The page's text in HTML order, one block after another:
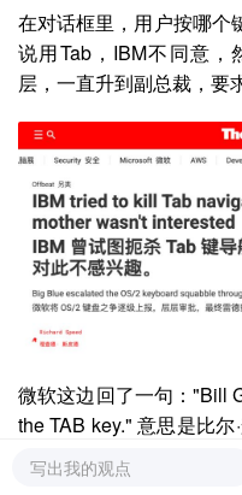
在对话框里，用户按哪个
说用Tab，IBM不同意，
层，一直升到副总裁，要
微软这边回了一句："Bill
the TAB key." 意思是比尔
盖茨他妈也要来讨论 Tab
写出我的观点